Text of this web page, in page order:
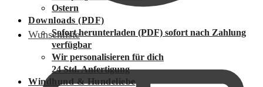
Wunschliste
Ostern
Downloads (PDF)
Sofort herunterladen (PDF) sofort nach Zahlung
verfügbar
Wir personalisieren für dich
24 Std. Anfertigung
Windhund & Hundeliebe